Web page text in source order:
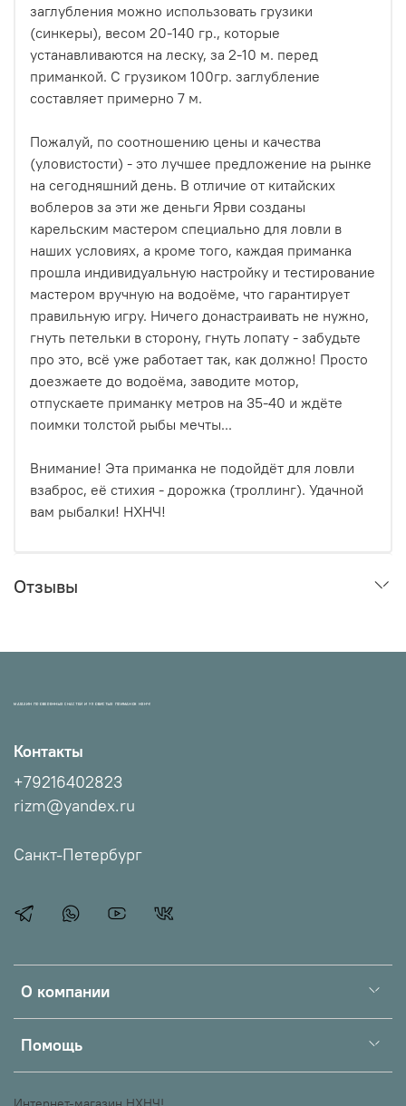
заглубления можно использовать грузики
(синкеры), весом 20-140 гр., которые
устанавливаются на леску, за 2-10 м. перед
приманкой. С грузиком 100гр. заглубление
составляет примерно 7 м.
Пожалуй, по соотношению цены и качества
(уловистости) - это лучшее предложение на рынке
на сегодняшний день. В отличие от китайских
воблеров за эти же деньги Ярви созданы
карельским мастером специально для ловли в
наших условиях, а кроме того, каждая приманка
прошла индивидуальную настройку и тестирование
мастером вручную на водоёме, что гарантирует
правильную игру. Ничего донастраивать не нужно,
гнуть петельки в сторону, гнуть лопату - забудьте
про это, всё уже работает так, как должно! Просто
доезжаете до водоёма, заводите мотор,
отпускаете приманку метров на 35-40 и ждёте
поимки толстой рыбы мечты...
Внимание! Эта приманка не подойдёт для ловли
взаброс, её стихия - дорожка (троллинг). Удачной
вам рыбалки! НХНЧ!
Отзывы
МАГАЗИН ПРОВЕРЕННЫХ СНАСТЕЙ И УЛОВИСТЫХ ПРИМАНОК НХНЧ!
О компании
Помощь
Контакты
+79216402823
rizm@yandex.ru
Санкт-Петербург